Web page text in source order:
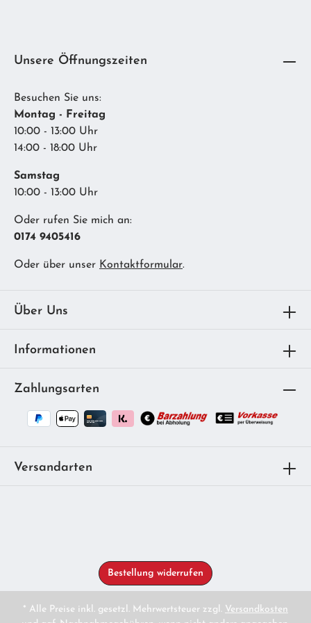
Unsere Öffnungszeiten
Besuchen Sie uns:
Montag - Freitag
10:00 - 13:00 Uhr
14:00 - 18:00 Uhr
Samstag
10:00 - 13:00 Uhr
Oder rufen Sie mich an:
0174 9405416
Oder über unser Kontaktformular.
Über Uns
Informationen
Zahlungsarten
Versandarten
Bestellung widerrufen
* Alle Preise inkl. gesetzl. Mehrwertsteuer zzgl. Versandkosten